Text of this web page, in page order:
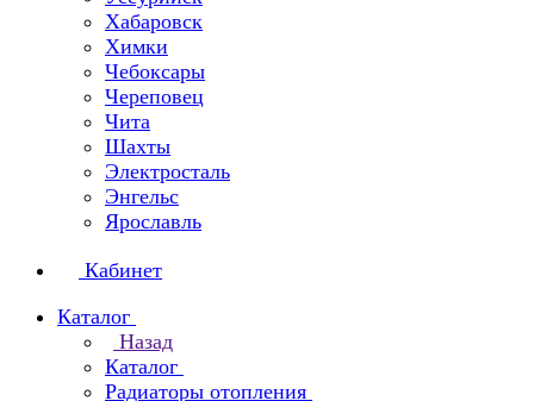
Хабаровск
Химки
Чебоксары
Череповец
Чита
Шахты
Электросталь
Энгельс
Ярославль
Кабинет
Каталог
Назад
Каталог
Радиаторы отопления